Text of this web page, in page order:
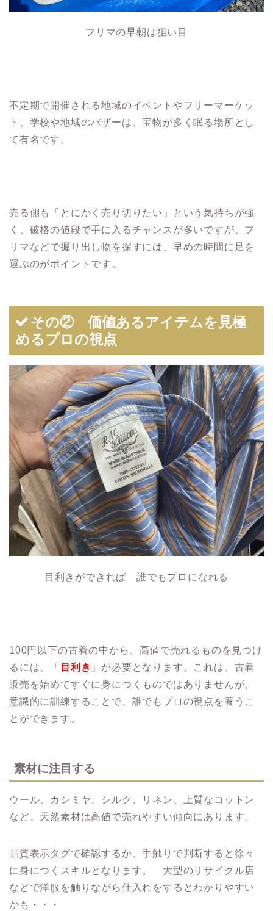
フリマの早朝は狙い目
不定期で開催される地域のイベントやフリーマーケッ
ト、学校や地域のバザーは、宝物が多く眠る場所とし
て有名です。
売る側も「とにかく売り切りたい」という気持ちが強
く、破格の値段で手に入るチャンスが多いですが、フ
リマなどで掘り出し物を探すには、早めの時間に足を
運ぶのがポイントです。
その② 価値あるアイテムを見極
めるプロの視点
目利きができれば 誰でもプロになれる
100円以下の古着の中から、高値で売れるものを見つけ
るには、「
目利き 」が必要となります。これは、古着
販売を始めてすぐに身につくものではありませんが、
意識的に訓練することで、誰でもプロの視点を養うこ
とができます。
素材に注目する
ウール、カシミヤ、シルク、リネン、上質なコットン
など、天然素材は高値で売れやすい傾向にあります。
品質表示タグで確認するか、手触りで判断すると徐々
に身につくスキルとなります。 大型のリサイクル店
などで洋服を触りながら仕入れをするとわかりやすい
かも・・・